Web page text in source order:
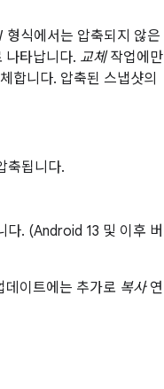
식에서는 압축되지 않은
나타납니다. 교체작업에만
합니다. 압축된 스냅샷의
축됩니다.
다. (Android 13 및 이후 버
이트에는 추가로 복사연